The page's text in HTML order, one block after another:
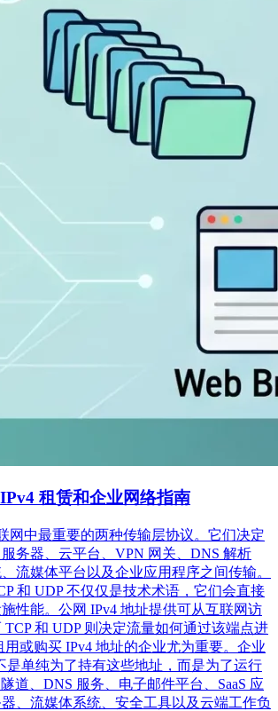
租赁和企业网络指南
网中最重要的两种传输层协议。它们决定
务器、云平台、VPN 网关、DNS 解析
流媒体平台以及企业应用程序之间传输。
和 UDP 不仅仅是技术术语，它们会直接
性能。公网 IPv4 地址提供可从互联网访
和 UDP 则决定流量如何通过该端点进
或购买 IPv4 地址的企业尤为重要。企业
是单纯为了持有这些地址，而是为了运行
道、DNS 服务、电子邮件平台、SaaS 应
、流媒体系统、安全工具以及云端工作负